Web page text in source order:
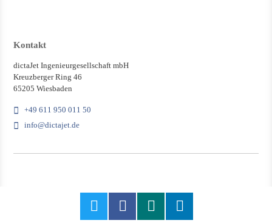
Kontakt
dictaJet Ingenieurgesellschaft mbH
Kreuzberger Ring 46
65205 Wiesbaden
+49 611 950 011 50
info@dictajet.de